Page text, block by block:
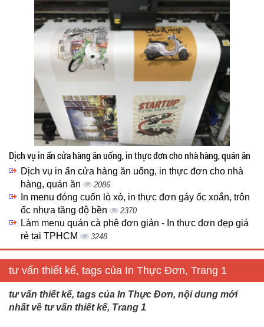
Dịch vụ in ấn cửa hàng ăn uống, in thực đơn cho nhà hàng, quán ăn
Dịch vụ in ấn cửa hàng ăn uống, in thực đơn cho nhà
hàng, quán ăn
2086
In menu đóng cuốn lò xò, in thực đơn gáy ốc xoắn, trôn
ốc nhựa tăng độ bền
2370
Làm menu quán cà phê đơn giản - In thực đơn đẹp giá
rẻ tại TPHCM
3248
tư vấn thiết kế, tags của In Thực Đơn, Trang 1
tư vấn thiết kế, tags của In Thực Đơn, nội dung mới
nhất về tư vấn thiết kế, Trang 1